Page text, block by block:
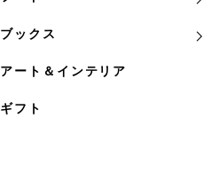
ブックス
アート＆インテリア
ギフト